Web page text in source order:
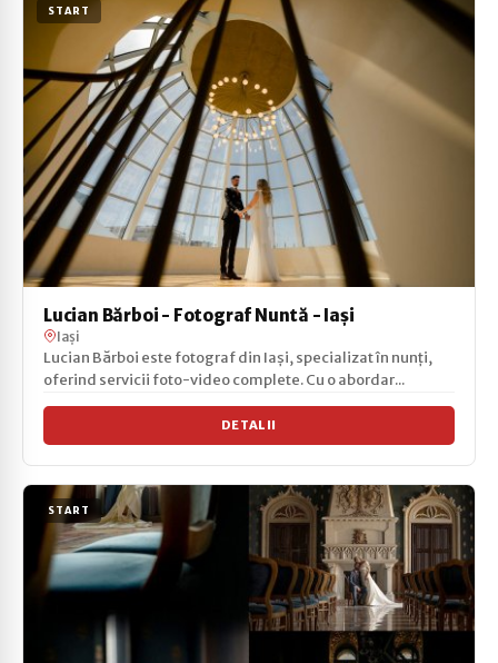
START
Lucian Bărboi - Fotograf Nuntă - Iași
Iași
Lucian Bărboi este fotograf din Iași, specializat în nunți,
oferind servicii foto-video complete. Cu o abordar...
DETALII
START